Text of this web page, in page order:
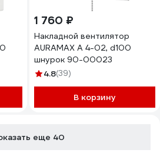
1 760 ₽
Накладной вентилятор
AURAMAX A 4-02, d100
шнурок 90-00023
4.8(39)
В корзину
еще 40